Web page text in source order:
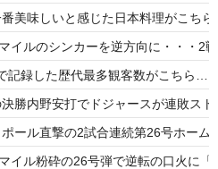
美味しいと感じた日本料理がこち
イルのシンカーを逆方向に・・・
記録した歴代最多観客数がこちら
勝内野安打でドジャースが連敗ス
ール直撃の2試合連続第26号ホーム
イル粉砕の26号弾で逆転の口火に